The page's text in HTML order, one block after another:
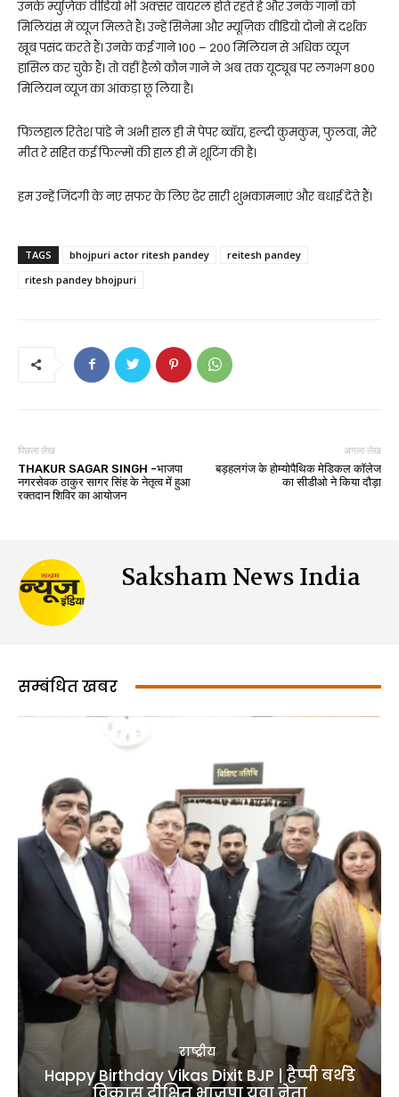
उनके म्युज़िक वीडियो भी अक्सर वायरल होते रहते हैं और उनके गानों को
मिलियंस में व्यूज मिलते हैं। उन्हें सिनेमा और म्यूज़िक वीडियो दोनों में दर्शक
खूब पसंद करते हैं। उनके कई गाने 100 – 200 मिलियन से अधिक व्यूज
हासिल कर चुके हैं। तो वहीं हैलो कौन गाने ने अब तक यूट्यूब पर लगभग 800
मिलियन व्यूज का आंकड़ा छू लिया है।
फिलहाल रितेश पांडे ने अभी हाल ही में पेपर ब्वॉय, हल्दी कुमकुम, फुलवा, मेरे
मीत रे सहित कई फिल्मों की हाल ही में शूटिंग की है।
हम उन्हें जिंदगी के नए सफर के लिए ढेर सारी शुभकामनाएं और बधाई देते हैं।
TAGS bhojpuri actor ritesh pandey
reitesh pandey
ritesh pandey bhojpuri
पिछला लेख
THAKUR SAGAR SINGH -भाजपा
नगरसेवक ठाकुर सागर सिंह के नेतृत्व में हुआ
रक्तदान शिविर का आयोजन
अगला लेख
बड़हलगंज के होम्योपैथिक मेडिकल कॉलेज
का सीडीओ ने किया दौड़ा
Saksham News India
सम्बंधित खबर
राष्ट्रीय
Happy Birthday Vikas Dixit BJP | हैप्पी बर्थडे